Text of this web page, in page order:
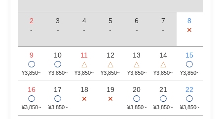
2
-
3
-
4
-
5
-
6
-
7
-
8
✕
9
◯
¥3,850~
10
◯
¥3,850~
11
△
¥3,850~
12
△
¥3,850~
13
△
¥3,850~
14
△
¥3,850~
15
◯
¥3,850~
16
◯
¥3,850~
17
◯
¥3,850~
18
✕
19
✕
20
◯
¥3,850~
21
◯
¥3,850~
22
◯
¥3,850~